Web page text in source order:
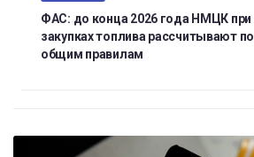
ФАС: до конца 2026 года НМЦК при
закупках топлива рассчитывают по
общим правилам